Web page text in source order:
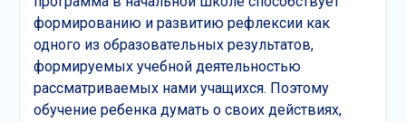
формированию и развитию рефлексии как
одного из образовательных результатов,
формируемых учебной деятельностью
рассматриваемых нами учащихся. Поэтому
обучение ребенка думать о своих действиях,